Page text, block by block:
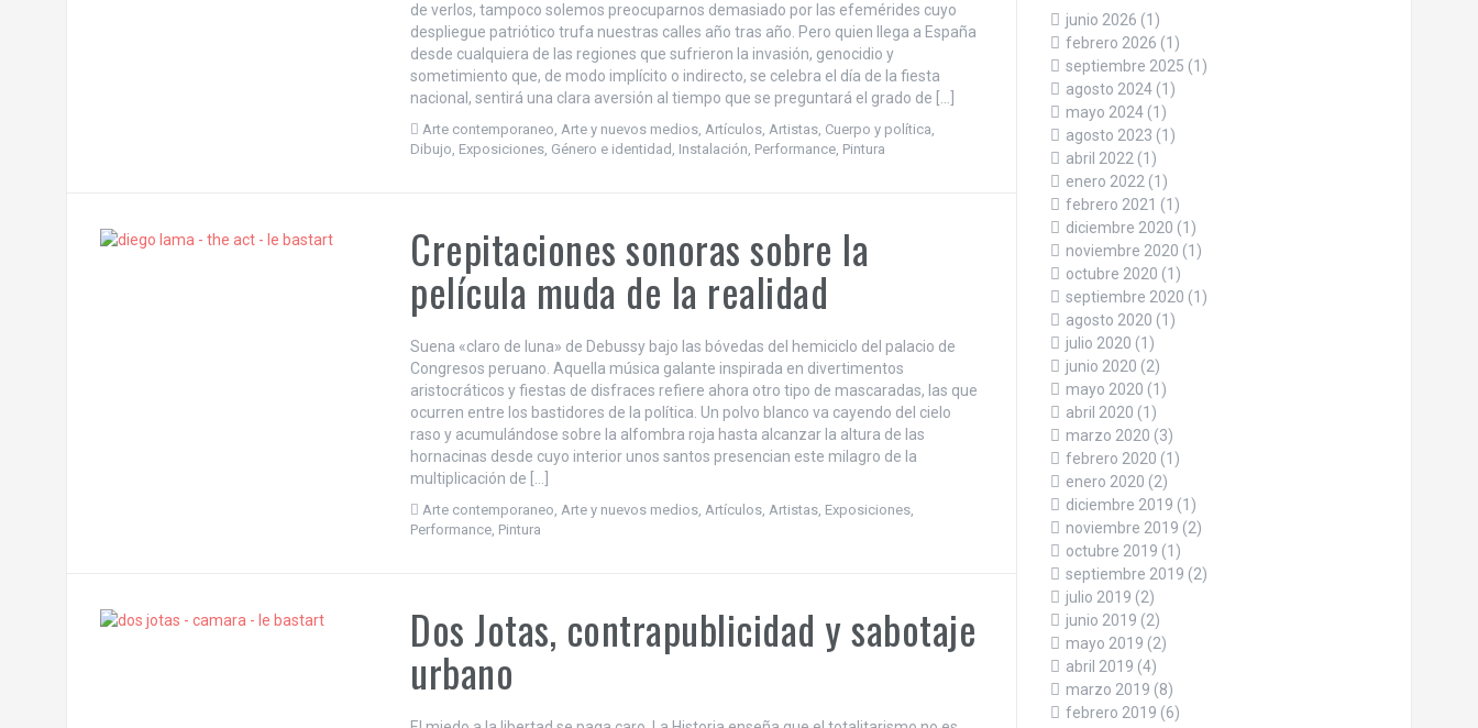
de verlos, tampoco solemos preocuparnos demasiado por las efemérides cuyo
despliegue patriótico trufa nuestras calles año tras año. Pero quien llega a España
desde cualquiera de las regiones que sufrieron la invasión, genocidio y
sometimiento que, de modo implícito o indirecto, se celebra el día de la fiesta
nacional, sentirá una clara aversión al tiempo que se preguntará el grado de […]
Arte contemporaneo,Arte y nuevos medios,Artículos,Artistas, Cuerpo y política,
Dibujo, Exposiciones, Género e identidad , Instalación, Performance, Pintura
Crepitaciones sonoras sobre la
película muda de la realidad
Suena «claro de luna» de Debussy bajo las bóvedas del hemiciclo del palacio de
Congresos peruano. Aquella música galante inspirada en divertimentos
aristocráticos y fiestas de disfraces refiere ahora otro tipo de mascaradas, las que
ocurren entre los bastidores de la política. Un polvo blanco va cayendo del cielo
raso y acumulándose sobre la alfombra roja hasta alcanzar la altura de las
hornacinas desde cuyo interior unos santos presencian este milagro de la
multiplicación de […]
Arte contemporaneo,Arte y nuevos medios,Artículos,Artistas, Exposiciones,
Performance, Pintura
Dos Jotas, contrapublicidad y sabotaje
urbano
junio 2026 (1)
febrero 2026 (1)
septiembre 2025 (1)
agosto 2024(1)
mayo 2024(1)
agosto 2023 (1)
abril 2022(1)
enero 2022(1)
febrero 2021 (1)
diciembre 2020 (1)
noviembre 2020 (1)
octubre 2020 (1)
septiembre 2020 (1)
agosto 2020 (1)
julio 2020 (1)
junio 2020 (2)
mayo 2020 (1)
abril 2020 (1)
marzo 2020 (3)
febrero 2020 (1)
enero 2020 (2)
diciembre 2019 (1)
noviembre 2019 (2)
octubre 2019 (1)
septiembre 2019 (2)
julio 2019 (2)
junio 2019 (2)
mayo 2019 (2)
abril 2019 (4)
marzo 2019 (8)
febrero 2019 (6)